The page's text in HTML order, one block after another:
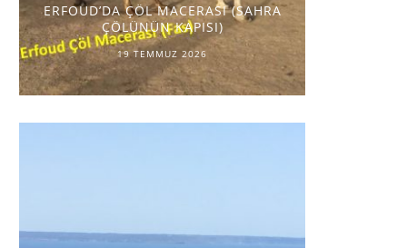
ERFOUD’DA ÇÖL MACERASI (SAHRA
ÇÖLÜNÜN KAPISI)
19 TEMMUZ 2026